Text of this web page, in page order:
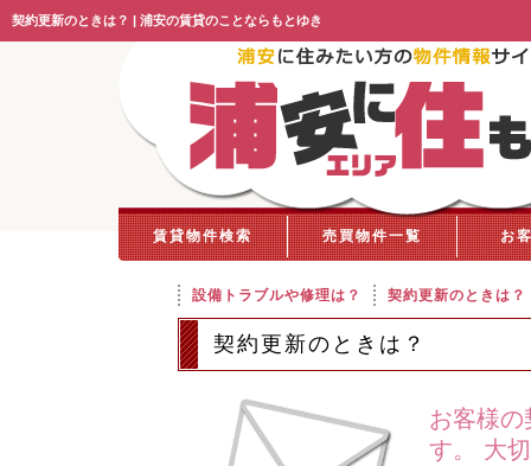
契約更新のときは？ | 浦安の賃貸のことならもとゆき
賃貸物件検索 売買物件一覧 お
設備トラブルや修理は？ 契約更新のときは？
契約更新のときは？
お客様
す。 大